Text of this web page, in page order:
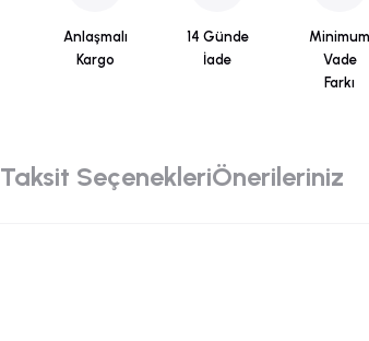
Anlaşmalı
Kargo
14 Günde
İade
Minimum
Vade
Farkı
Taksit SeçenekleriÖnerileriniz